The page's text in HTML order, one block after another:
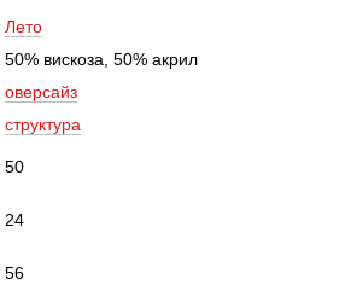
Лето
50% вискоза, 50% акрил
оверсайз
структура
50
24
56